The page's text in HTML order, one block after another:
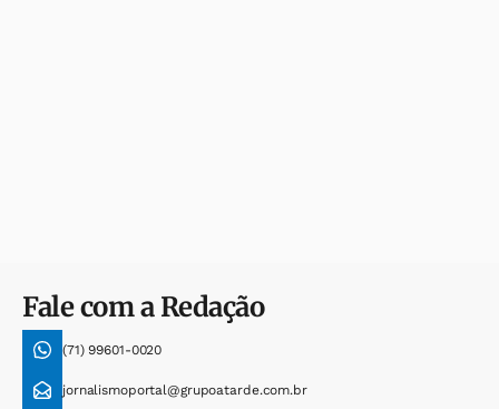
Fale com a Redação
(71) 99601-0020
jornalismoportal@grupoatarde.com.br